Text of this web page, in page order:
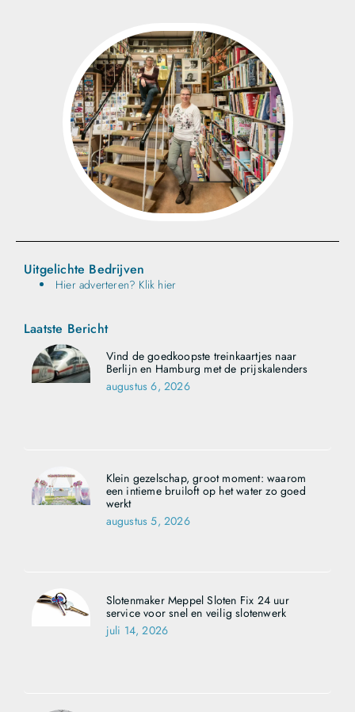
Uitgelichte Bedrijven
Hier adverteren? Klik hier
Laatste Bericht
Vind de goedkoopste treinkaartjes naar
Berlijn en Hamburg met de prijskalenders
augustus 6, 2026
Klein gezelschap, groot moment: waarom
een intieme bruiloft op het water zo goed
werkt
augustus 5, 2026
Slotenmaker Meppel Sloten Fix 24 uur
service voor snel en veilig slotenwerk
juli 14, 2026